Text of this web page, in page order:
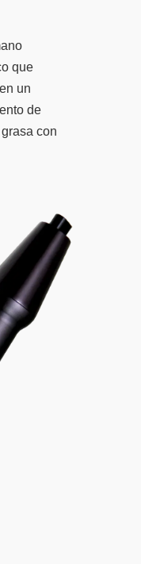
que
un
de
con